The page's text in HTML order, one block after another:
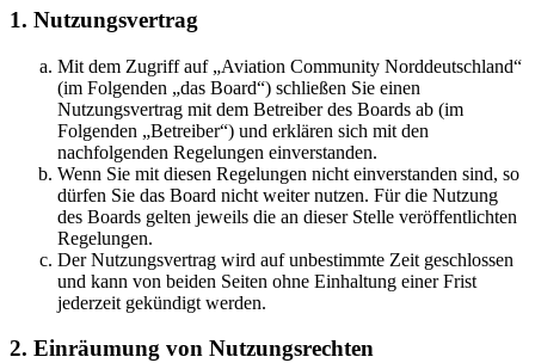
1. Nutzungsvertrag
Mit dem Zugriff auf „Aviation Community Norddeutschland“
(im Folgenden „das Board“) schließen Sie einen
Nutzungsvertrag mit dem Betreiber des Boards ab (im
Folgenden „Betreiber“) und erklären sich mit den
nachfolgenden Regelungen einverstanden.
Wenn Sie mit diesen Regelungen nicht einverstanden sind, so
dürfen Sie das Board nicht weiter nutzen. Für die Nutzung
des Boards gelten jeweils die an dieser Stelle veröffentlichten
Regelungen.
Der Nutzungsvertrag wird auf unbestimmte Zeit geschlossen
und kann von beiden Seiten ohne Einhaltung einer Frist
jederzeit gekündigt werden.
2. Einräumung von Nutzungsrechten